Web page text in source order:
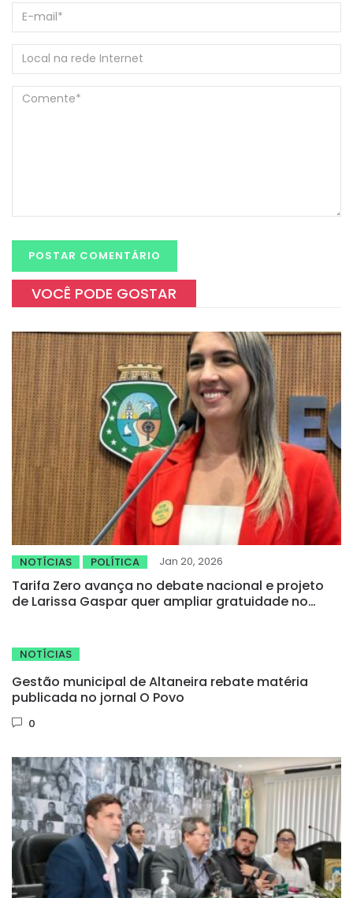
VOCÊ PODE GOSTAR
NOTÍCIAS POLÍTICA Jan 20, 2026
Tarifa Zero avança no debate nacional e projeto
de Larissa Gaspar quer ampliar gratuidade no
NOTÍCIAS
Gestão municipal de Altaneira rebate matéria
publicada no jornal O Povo
0